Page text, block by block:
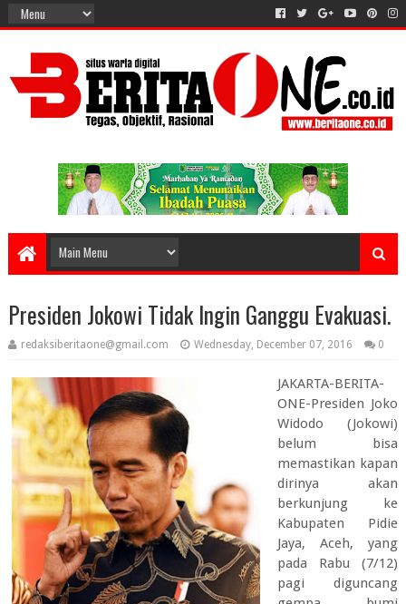
Presiden Jokowi Tidak Ingin Ganggu Evakuasi.
redaksiberitaone@gmail.com Wednesday, December 07, 2016 0
JAKARTA-BERITA-
ONE-Presiden Joko
Widodo (Jokowi)
belum bisa
memastikan kapan
dirinya akan
berkunjung ke
Kabupaten Pidie
Jaya, Aceh, yang
pada Rabu (7/12)
pagi diguncang